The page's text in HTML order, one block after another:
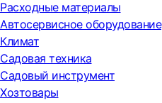
Расходные материалы
Автосервисное оборудование
Климат
Садовая техника
Садовый инструмент
Хозтовары